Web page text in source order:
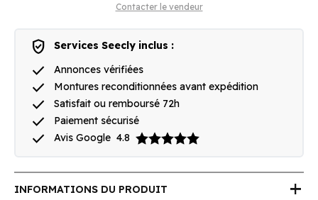
Contacter le vendeur
verified_user Services Seecly inclus :
done Annonces vérifiées
done Montures reconditionnées avant expédition
done Satisfait ou remboursé 72h
done Paiement sécurisé
done Avis Google 4.8
INFORMATIONS DU PRODUIT add